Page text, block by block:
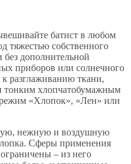
батист в любом
тяжестью собственного
без дополнительной
приборов или солнечного
разглаживанию ткани,
тонким хлопчатобумажным
«Хлопок», «Лен» или
нежную и воздушную
Сферы применения
– из него